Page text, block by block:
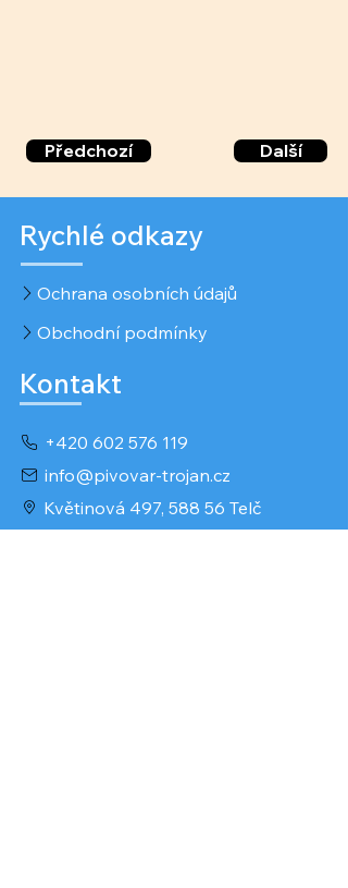
Předchozí Další
Rychlé odkazy
Ochrana osobních údajů
Obchodní podmínky
Kontakt
+420 602 576 119
info@pivovar-trojan.cz
Květinová 497, 588 56 Telč